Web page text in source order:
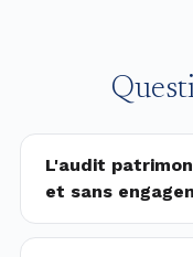
L'audit
et sans